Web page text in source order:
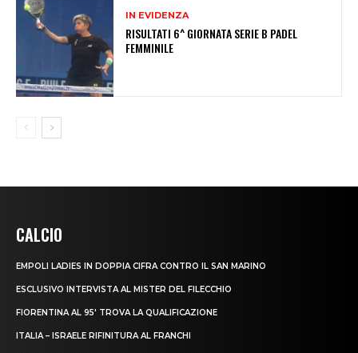
IN EVIDENZA
RISULTATI 6^ GIORNATA SERIE B PADEL
FEMMINILE
CALCIO
EMPOLI LADIES IN DOPPIA CIFRA CONTRO IL SAN MARINO
ESCLUSIVO INTERVISTA AL MISTER DEL FILECCHIO
FIORENTINA AL 95′ TROVA LA QUALIFICAZIONE
ITALIA – ISRAELE RIFINITURA AL FRANCHI